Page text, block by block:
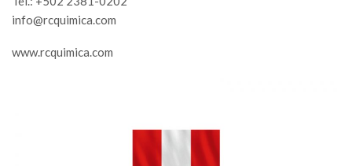
info@rcquimica.com
www.rcquimica.com